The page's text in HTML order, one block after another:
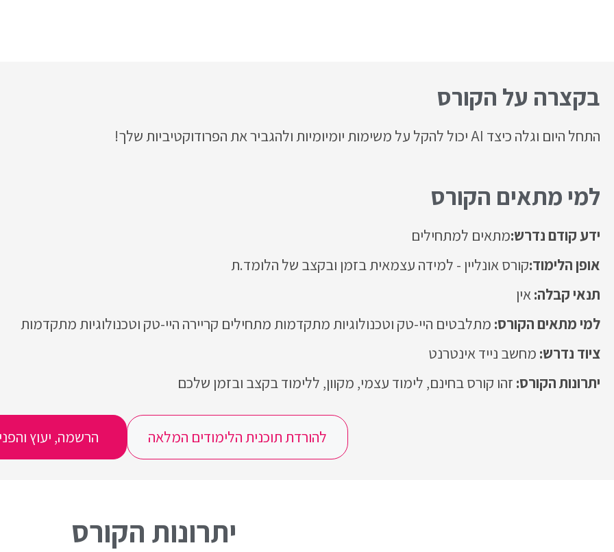
בקצרה על הקורס
התחל היום וגלה כיצד AI יכול להקל על משימות יומיומיות ולהגביר את הפרודוקטיביות שלך!
למי מתאים הקורס
ידע קודם נדרש:מתאים למתחילים
אופן הלימוד:קורס אונליין - למידה עצמאית בזמן ובקצב של הלומד.ת
אין
מתלבטים היי-טק וטכנולוגיות מתקדמות מתחילים קריירה היי-טק וטכנולוגיות מתקדמות
מחשב נייד אינטרנט
זהו קורס בחינם, לימוד עצמי, מקוון, ללימוד בקצב ובזמן שלכם
להורדת תוכנית הלימודים המלאה הרשמה, יעוץ
יתרונות הקורס